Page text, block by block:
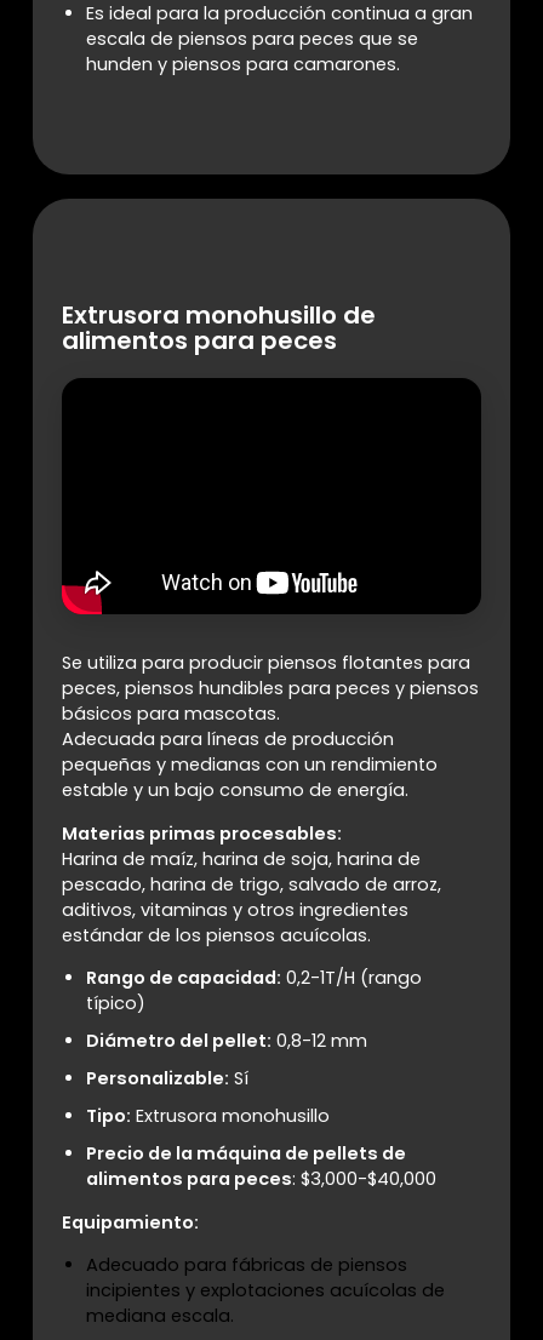
Es ideal para la producción continua a gran
escala de piensos para peces que se
hunden y piensos para camarones.
Extrusora monohusillo de
alimentos para peces
Se utiliza para producir piensos flotantes para
peces, piensos hundibles para peces y piensos
básicos para mascotas.
Adecuada para líneas de producción
pequeñas y medianas con un rendimiento
estable y un bajo consumo de energía.
Materias primas procesables:
Harina de maíz, harina de soja, harina de
pescado, harina de trigo, salvado de arroz,
aditivos, vitaminas y otros ingredientes
estándar de los piensos acuícolas.
Rango de capacidad: 0,2-1T/H (rango
típico)
Diámetro del pellet: 0,8-12 mm
Personalizable: Sí
Tipo: Extrusora monohusillo
Precio de la máquina de pellets de
alimentos para peces: $3,000-$40,000
Equipamiento:
Adecuado para fábricas de piensos
incipientes y explotaciones acuícolas de
mediana escala.